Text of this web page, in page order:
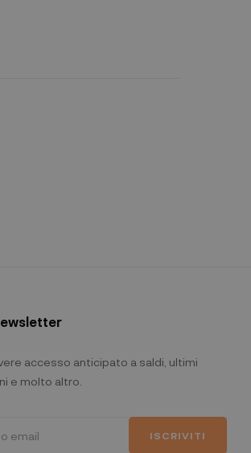
accesso anticipato a saldi, ultimi
e molto altro.
ISCRIVITI